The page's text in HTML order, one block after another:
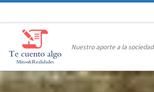
Nuestro aporte a la sociedad